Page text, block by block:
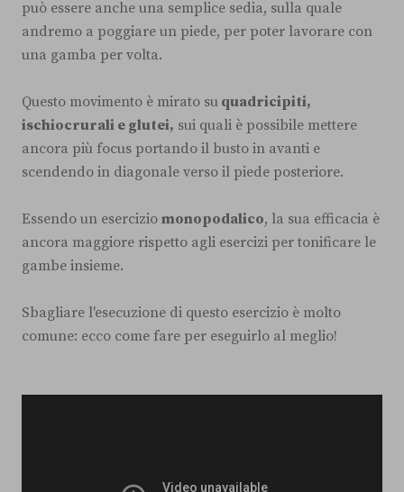
può essere anche una semplice sedia, sulla quale
andremo a poggiare un piede, per poter lavorare con
una gamba per volta.
Questo movimento è mirato su quadricipiti,
ischiocrurali e glutei, sui quali è possibile mettere
ancora più focus portando il busto in avanti e
scendendo in diagonale verso il piede posteriore.
Essendo un esercizio monopodalico, la sua efficacia è
ancora maggiore rispetto agli esercizi per tonificare le
gambe insieme.
Sbagliare l'esecuzione di questo esercizio è molto
comune: ecco come fare per eseguirlo al meglio!